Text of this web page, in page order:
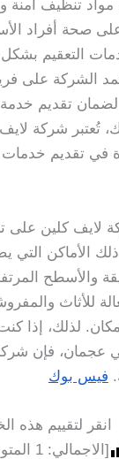
تنظيف آمنة
صحة أفراد
التعقيم بشكل
الشركة
تقديم
تُعتبر شركة
في تقديم
لايف كلين على
ذلك الأماكن التي
والأسطح
للأثاث
لذلك، إذا
عجمان، فإن
فيس بوك
انقر لتقييم هذه
[الاجمالي: 1